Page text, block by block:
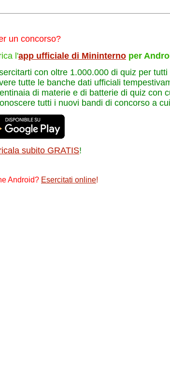
un concorso?
l'app ufficiale di Mininterno per
con oltre 1.000.000 di quiz per tutti
tutte le banche dati ufficiali
di materie e di batterie di quiz con
tutti i nuovi bandi di concorso a
subito GRATIS!
Android? Esercitati online!